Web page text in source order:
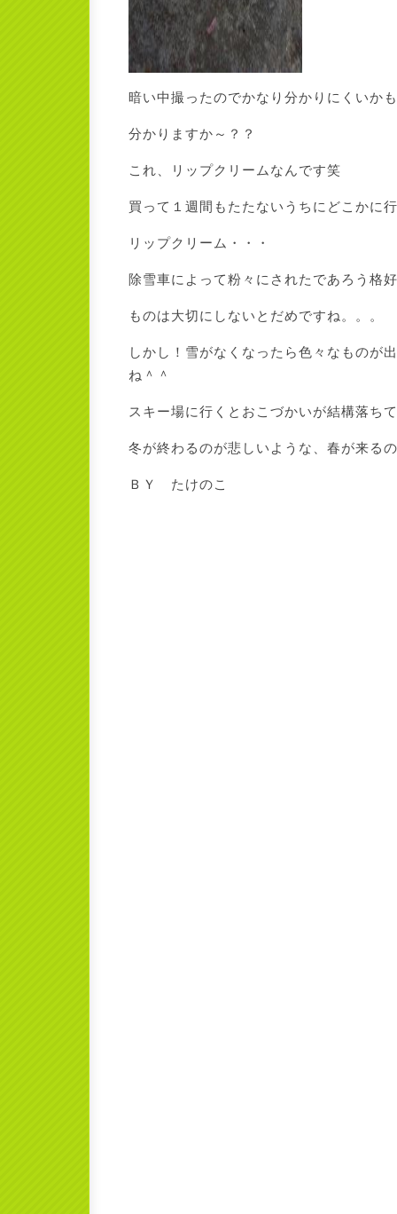
暗い中撮ったのでかなり分かりにくいか
分かりますか～？？
これ、リップクリームなんです笑
買って１週間もたたないうちにどこかに
リップクリーム・・・
除雪車によって粉々にされたであろう格
ものは大切にしないとだめですね。。。
しかし！雪がなくなったら色々なものが
ね＾＾
スキー場に行くとおこづかいが結構落ち
冬が終わるのが悲しいような、春が来る
ＢＹ たけのこ